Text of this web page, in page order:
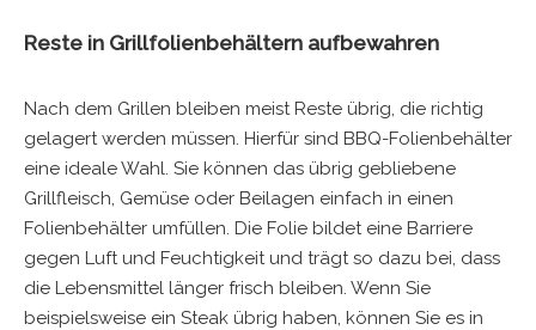
Reste in Grillfolienbehältern aufbewahren
Nach dem Grillen bleiben meist Reste übrig, die richtig
gelagert werden müssen. Hierfür sind BBQ-Folienbehälter
eine ideale Wahl. Sie können das übrig gebliebene
Grillfleisch, Gemüse oder Beilagen einfach in einen
Folienbehälter umfüllen. Die Folie bildet eine Barriere
gegen Luft und Feuchtigkeit und trägt so dazu bei, dass
die Lebensmittel länger frisch bleiben. Wenn Sie
beispielsweise ein Steak übrig haben, können Sie es in